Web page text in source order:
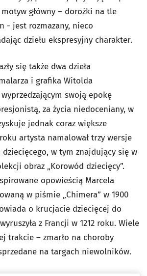
motyw główny – dorożki na tle
- jest rozmazany, nieco
dziełu ekspresyjny charakter.
się także dwa dzieła
i grafika Witolda
swoją epokę
za życia niedoceniany, w
jednak coraz większe
artysta namalował trzy wersje
w tym znajdujący się w
obraz „Korowód dziecięcy”.
opowieścią Marcela
w piśmie „Chimera” w 1900
o krucjacie dziecięcej do
z Francji w 1212 roku. Wiele
trakcie – zmarło na choroby
na targach niewolników.